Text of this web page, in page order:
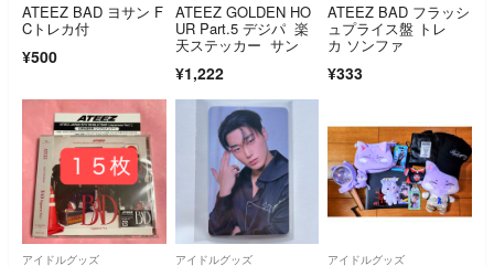
ATEEZ BAD ヨサン F
Cトレカ付
¥500
ATEEZ GOLDEN HO
UR Part.5 デジパ 楽
天ステッカー サン
¥1,222
ATEEZ BAD フラッシ
ュプライス盤 トレ
カ ソンファ
¥333
アイドルグッズ アイドルグッズ アイドルグッズ